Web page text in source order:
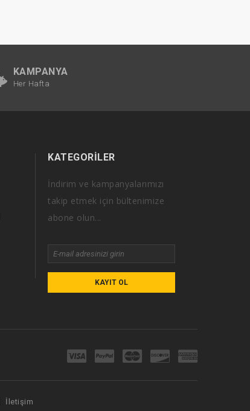
KAMPANYA
Her Hafta
KATEGORILER
İndirim ve kampanyalarımızı
takip etmek için bültenimize
abone olun...
KAYIT OL
İletişim